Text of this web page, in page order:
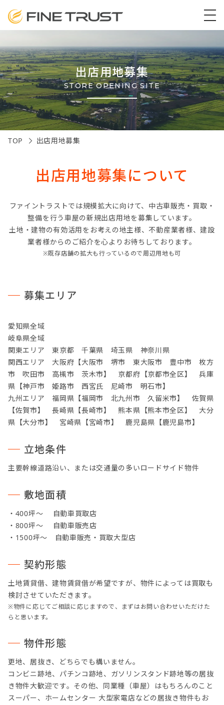
出店用地募集
TOP 出店用地募集
出店用地募集について
ファイントラストでは規模拡大に向けて、中古車販売・買取・
整備を行う車屋の新規出店用地を募集しています。
土地・建物の有効活用をお考えの地主様、不動産業者様、建設
業者様からのご紹介を心よりお待ちしております。
※既存店舗の拡大も行っているので周辺用地も可
募集エリア
愛知県全域
岐阜県全域
関東エリア 東京都 千葉県 埼玉県 神奈川県
関西エリア 大阪府【大阪市 堺市 東大阪市 豊中市 枚方
市 吹田市 高槻市 茨木市】 京都府【京都市全区】 兵庫
県【神戸市 姫路市 西宮氏 尼崎市 明石市】
九州エリア 福岡県【福岡市 北九州市 久留米市】 佐賀県
【佐賀市】 長崎県【長崎市】 熊本県【熊本市全区】 大分
県【大分市】 宮崎県【宮崎市】 鹿児島県【鹿児島市】
立地条件
主要幹線道路沿い、または交通量の多いロードサイド物件
敷地面積
・400坪～ 自動車買取店
・800坪～ 自動車販売店
・1500坪～ 自動車販売・買取大型店
契約形態
土地賃貸借、建物賃貸借が希望ですが、物件によっては買取も
検討させていただきます。
※物件に応じてご相談に応じますので、まずはお問い合わせいただけた
らと思います。
物件形態
更地、居抜き、どちらでも構いません。
コンビニ跡地、パチンコ跡地、ガソリンスタンド跡地等の居抜
き物件大歓迎です。その他、同業種（車屋）はもちろんのこと
スーパー、ホームセンター 大型家電店などの居抜き物件もお